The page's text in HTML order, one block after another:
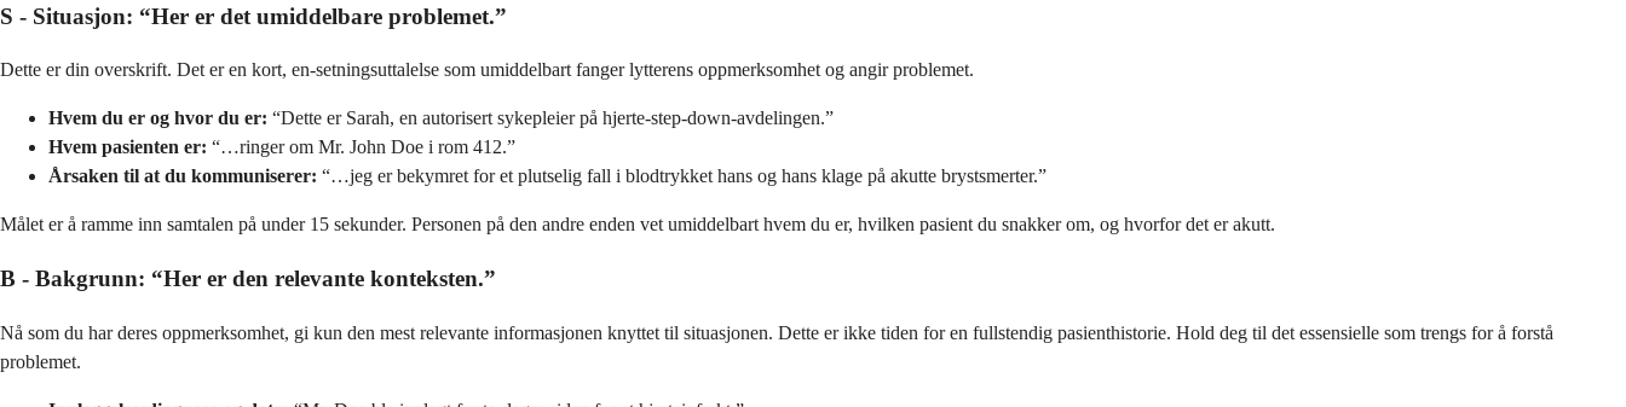
S - Situasjon: “Her er det umiddelbare problemet.”
Dette er din overskrift. Det er en kort, en-setningsuttalelse som umiddelbart fanger lytterens oppmerksomhet og angir problemet.
Hvem du er og hvor du er: “Dette er Sarah, en autorisert sykepleier på hjerte-step-down-avdelingen.”
Hvem pasienten er: “…ringer om Mr. John Doe i rom 412.”
Årsaken til at du kommuniserer: “…jeg er bekymret for et plutselig fall i blodtrykket hans og hans klage på akutte brystsmerter.”
Målet er å ramme inn samtalen på under 15 sekunder. Personen på den andre enden vet umiddelbart hvem du er, hvilken pasient du snakker om, og hvorfor det er akutt.
B - Bakgrunn: “Her er den relevante konteksten.”
Nå som du har deres oppmerksomhet, gi kun den mest relevante informasjonen knyttet til situasjonen. Dette er ikke tiden for en fullstendig pasienthistorie. Hold deg til det essensielle som trengs for å forstå
problemet.